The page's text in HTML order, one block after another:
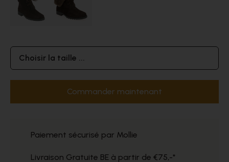
Choisir la taille ...
Commander maintenant
Paiement sécurisé par Mollie
Livraison Gratuite BE à partir de €75,-*